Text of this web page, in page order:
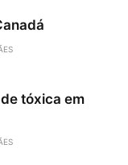
tóxica em